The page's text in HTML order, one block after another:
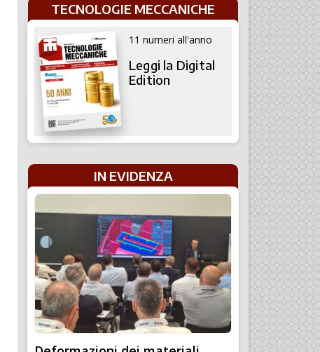
TECNOLOGIE MECCANICHE
11 numeri all'anno
Leggi la Digital
Edition
IN EVIDENZA